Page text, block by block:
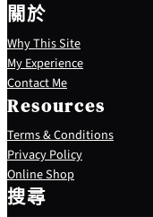
關於
Why This Site
My Experience
Contact Me
Resources
Terms & Conditions
Privacy Policy
Online Shop
搜尋
S
e
a